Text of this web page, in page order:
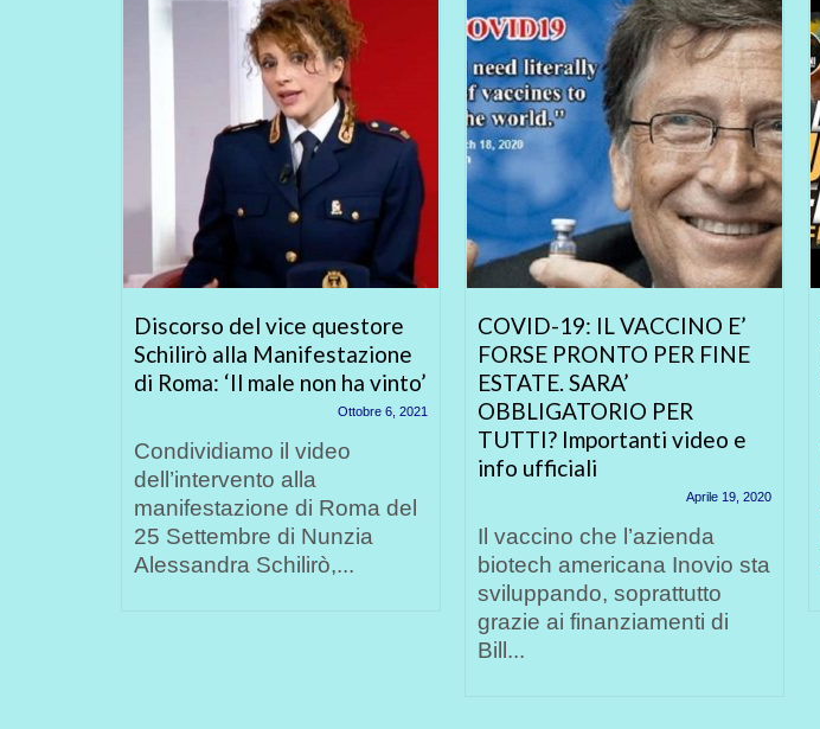
Discorso del vice questore
Schilirò alla Manifestazione
di Roma: ‘Il male non ha vinto’
Ottobre 6, 2021
Condividiamo il video
dell’intervento alla
manifestazione di Roma del
25 Settembre di Nunzia
Alessandra Schilirò,...
COVID-19: IL VACCINO E’
FORSE PRONTO PER FINE
ESTATE. SARA’
OBBLIGATORIO PER
TUTTI? Importanti video e
info ufficiali
Aprile 19, 2020
Il vaccino che l’azienda
biotech americana Inovio sta
sviluppando, soprattutto
grazie ai finanziamenti di
Bill...